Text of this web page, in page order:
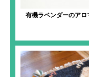
有機ラベンダーのアロ